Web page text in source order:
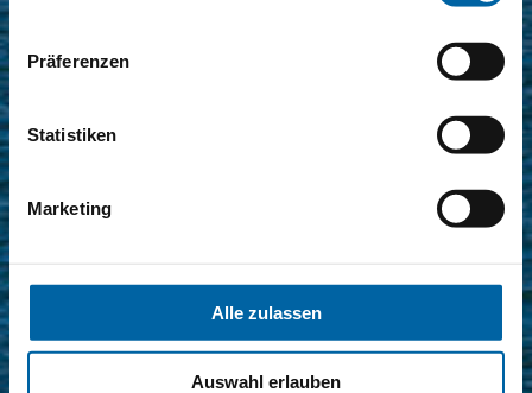
Präferenzen
Statistiken
Marketing
Alle zulassen
Auswahl erlauben